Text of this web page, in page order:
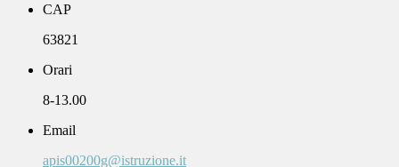
CAP
63821
Orari
8-13.00
Email
apis00200g@istruzione.it